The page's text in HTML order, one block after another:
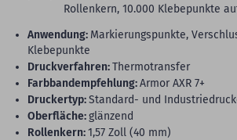
Rollenkern, 10.000 Klebepunkte
Anwendung: Markierungspunkte,
Klebepunkte
Druckverfahren:Thermotransfer
Farbbandempfehlung:Armor AXR 7+
Druckertyp:Standard- und
Oberfläche:glänzend
Rollenkern:1,57 Zoll (40 mm)